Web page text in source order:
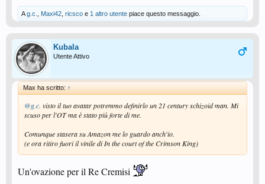
Ag.c. Maxi42 ricsco e 1 altro utente piace questo messaggio.
Kubala
Utente Attivo
Max ha scritto: ↑
@g.c. visto il tuo avatar potremmo definirlo un 21 century schizoid man. Mi
scuso per l'OT ma è stato più forte di me.
Comunque stasera su Amazon me lo guardo anch'io.
(e ora ritiro fuori il vinile di In the court of the Crimson King)
Un'ovazione per il Re Cremisi